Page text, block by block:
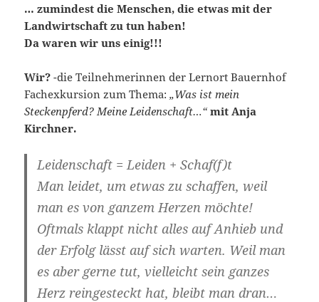
… zumindest die Menschen, die etwas mit der
Landwirtschaft zu tun haben!
Da waren wir uns einig!!!
Wir? -die Teilnehmerinnen der Lernort Bauernhof
Fachexkursion zum Thema:„Was ist mein
Steckenpferd? Meine Leidenschaft…“ mit Anja
Kirchner.
Leidenschaft = Leiden + Schaf(f)t
Man leidet, um etwas zu schaffen, weil
man es von ganzem Herzen möchte!
Oftmals klappt nicht alles auf Anhieb und
der Erfolg lässt auf sich warten. Weil man
es aber gerne tut, vielleicht sein ganzes
Herz reingesteckt hat, bleibt man dran…